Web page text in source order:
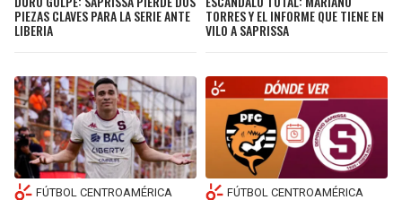
PIEZAS CLAVES PARA LA SERIE ANTE
LIBERIA
TORRES Y EL INFORME QUE TIENE EN
VILO A SAPRISSA
FÚTBOL CENTROAMÉRICA FÚTBOL CENTROAMÉRICA